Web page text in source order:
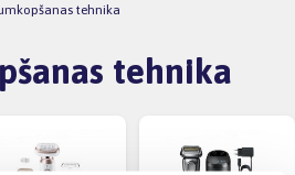
tehnika
tehnika